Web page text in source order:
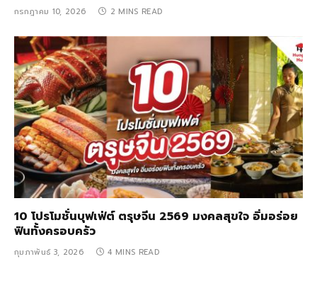
กรกฎาคม 10, 2026 2 MINS READ
10 โปรโมชั่นบุฟเฟ่ต์ ตรุษจีน 2569 มงคลสุขใจ อิ่มอร่อย
ฟินทั้งครอบครัว
กุมภาพันธ์ 3, 2026 4 MINS READ